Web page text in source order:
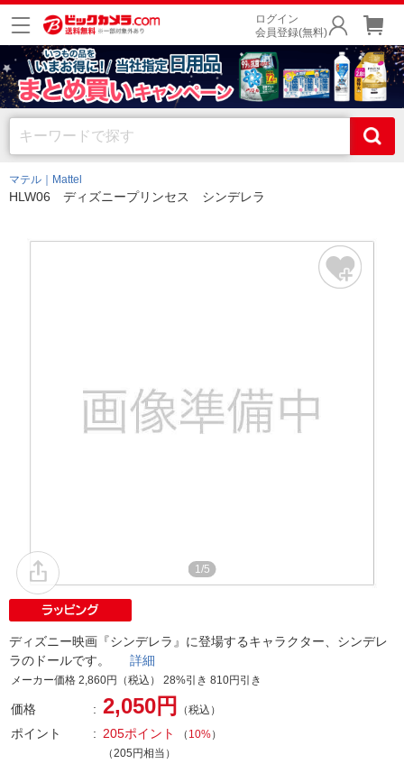
ログイン
会員登録(無料)
マテル｜Mattel
HLW06 ディズニープリンセス シンデレラ
1/5
ディズニー映画『シンデレラ』に登場するキャラクター、シンデレ
ラのドールです。 詳細
メーカー価格 2,860円（税込） 28%引き 810円引き
価格 2,050円 （税込）
ポイント 205ポイント （ 10%）
（205円相当）